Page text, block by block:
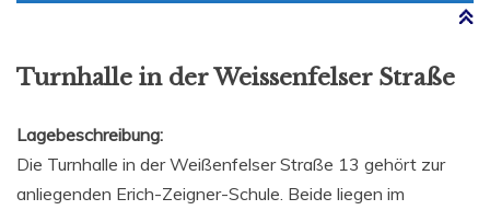
Turnhalle in der Weissenfelser Straße
Lagebeschreibung:
Die Turnhalle in der Weißenfelser Straße 13 gehört zur
anliegenden Erich-Zeigner-Schule. Beide liegen im